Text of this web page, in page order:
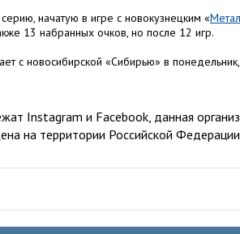
начатую в игре с новокузнецким «
13 набранных очков, но после 12 игр.
с новосибирской «Сибирью» в
Instagram и Facebook, данная
на территории Российской